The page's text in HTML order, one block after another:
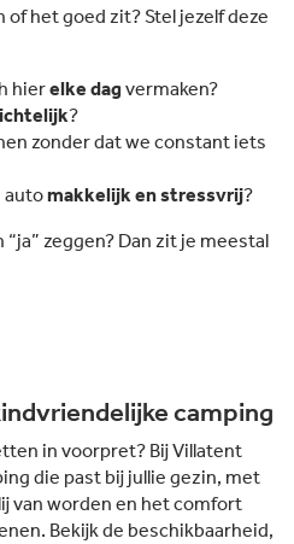
uitzicht op het water tot een
snelle snack bij het Snackpunt – op de
vinden.
of het goed zit? Stel jezelf deze
hierelke dag vermaken?
?
zonder dat we constant iets
automakkelijk en stressvrij?
zeggen? Dan zit je meestal
camping
in voorpret? Bij Villatent
die past bij jullie gezin, met
van worden en het comfort
Bekijk de beschikbaarheid,